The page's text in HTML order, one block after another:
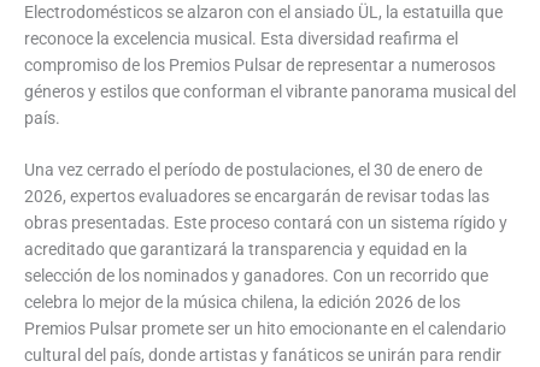
Electrodomésticos se alzaron con el ansiado ÜL, la estatuilla que
reconoce la excelencia musical. Esta diversidad reafirma el
compromiso de los Premios Pulsar de representar a numerosos
géneros y estilos que conforman el vibrante panorama musical del
país.
Una vez cerrado el período de postulaciones, el 30 de enero de
2026, expertos evaluadores se encargarán de revisar todas las
obras presentadas. Este proceso contará con un sistema rígido y
acreditado que garantizará la transparencia y equidad en la
selección de los nominados y ganadores. Con un recorrido que
celebra lo mejor de la música chilena, la edición 2026 de los
Premios Pulsar promete ser un hito emocionante en el calendario
cultural del país, donde artistas y fanáticos se unirán para rendir